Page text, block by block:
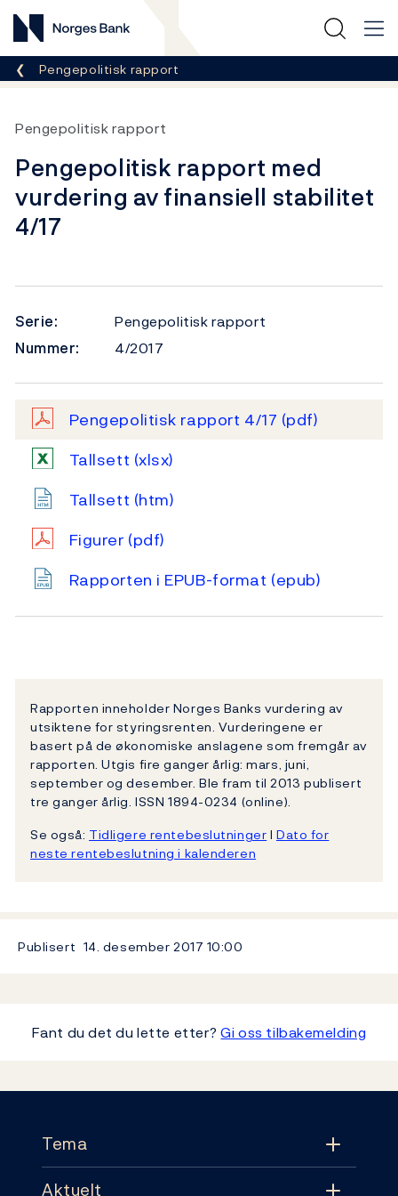
Norges Bank
Her er du nå:
Pengepolitisk rapport
Pengepolitisk rapport
Pengepolitisk rapport med
vurdering av finansiell stabilitet
4/17
Serie:
Pengepolitisk rapport
Nummer:
4/2017
Pengepolitisk rapport 4/17 (pdf)
Tallsett (xlsx)
Tallsett (htm)
Figurer (pdf)
Rapporten i EPUB-format (epub)
Rapporten inneholder Norges Banks vurdering av
utsiktene for styringsrenten. Vurderingene er
basert på de økonomiske anslagene som fremgår av
rapporten. Utgis fire ganger årlig: mars, juni,
september og desember. Ble fram til 2013 publisert
tre ganger årlig. ISSN 1894-0234 (online).
Se også: Tidligere rentebeslutningerl Dato for
neste rentebeslutning i kalenderen
Publisert 14. desember 2017 10:00
Fant du det du lette etter?Gi oss tilbakemelding
Tema
Aktuelt